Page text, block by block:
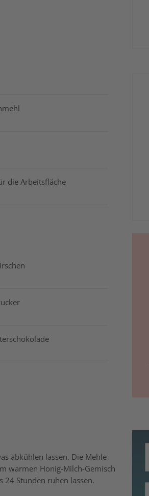
die Arbeitsfläche
abkühlen lassen. Die Mehle
warmen Honig-Milch-Gemisch
24 Stunden ruhen lassen.